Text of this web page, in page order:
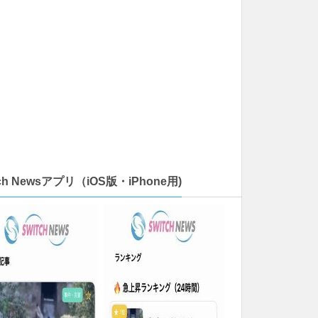
Newsアプリ（iOS版・iPhone用)